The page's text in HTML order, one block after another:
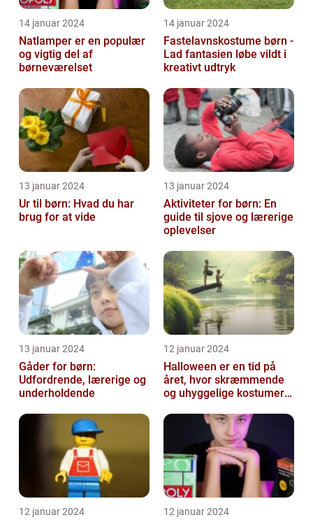
14 januar 2024
Natlamper er en populær
og vigtig del af
børneværelset
14 januar 2024
Fastelavnskostume børn -
Lad fantasien løbe vildt i
kreativt udtryk
13 januar 2024
Ur til børn: Hvad du har
brug for at vide
13 januar 2024
Aktiviteter for børn: En
guide til sjove og lærerige
oplevelser
13 januar 2024
Gåder for børn:
Udfordrende, lærerige og
underholdende
12 januar 2024
Halloween er en tid på
året, hvor skræmmende
og uhyggelige kostumer
12 januar 2024 12 januar 2024